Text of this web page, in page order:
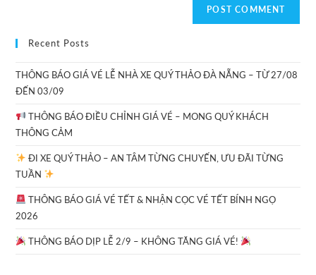
Recent Posts
THÔNG BÁO GIÁ VÉ LỄ NHÀ XE QUÝ THẢO ĐÀ NẴNG – TỪ 27/08
ĐẾN 03/09
THÔNG BÁO ĐIỀU CHỈNH GIÁ VÉ – MONG QUÝ KHÁCH
THÔNG CẢM
ĐI XE QUÝ THẢO – AN TÂM TỪNG CHUYẾN, ƯU ĐÃI TỪNG
TUẦN
THÔNG BÁO GIÁ VÉ TẾT & NHẬN CỌC VÉ TẾT BÍNH NGỌ
2026
THÔNG BÁO DỊP LỄ 2/9 – KHÔNG TĂNG GIÁ VÉ!